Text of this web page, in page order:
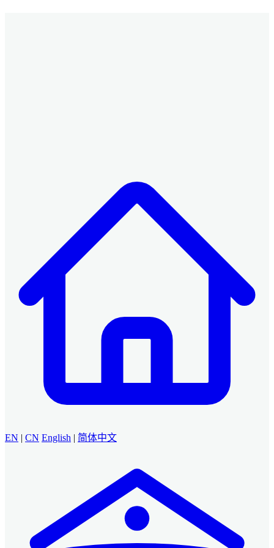
EN | CN English | 简体中文